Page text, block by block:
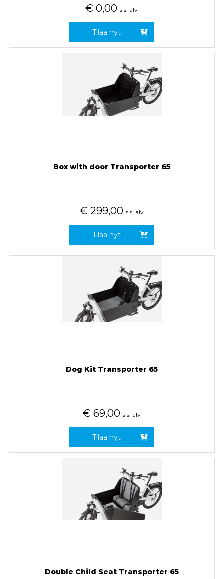
€ 0,00 sis. alv
Tilaa nyt
Box with door Transporter 65
€ 299,00 sis. alv
Tilaa nyt
Dog Kit Transporter 65
€ 69,00 sis. alv
Tilaa nyt
Double Child Seat Transporter 65